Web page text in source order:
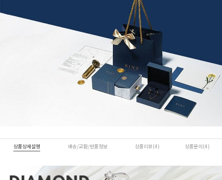
상품상세설명 배송/교환/반품정보 상품리뷰(4) 상품문의(4)